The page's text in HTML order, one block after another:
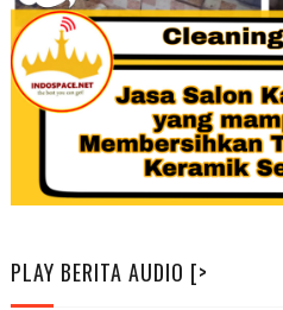
PLAY BERITA AUDIO [>